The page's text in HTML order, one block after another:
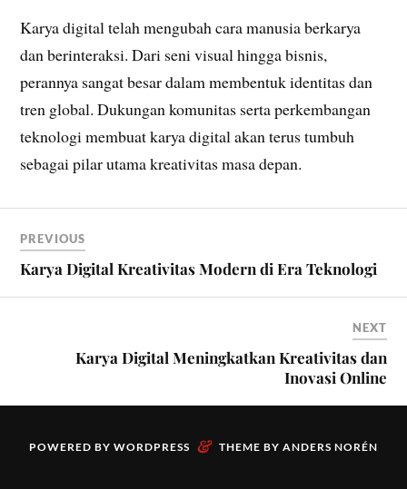
Karya digital telah mengubah cara manusia berkarya
dan berinteraksi. Dari seni visual hingga bisnis,
perannya sangat besar dalam membentuk identitas dan
tren global. Dukungan komunitas serta perkembangan
teknologi membuat karya digital akan terus tumbuh
sebagai pilar utama kreativitas masa depan.
PREVIOUS
Karya Digital Kreativitas Modern di Era Teknologi
NEXT
Karya Digital Meningkatkan Kreativitas dan
Inovasi Online
POWERED BY WORDPRESS & THEME BY ANDERS NORÉN